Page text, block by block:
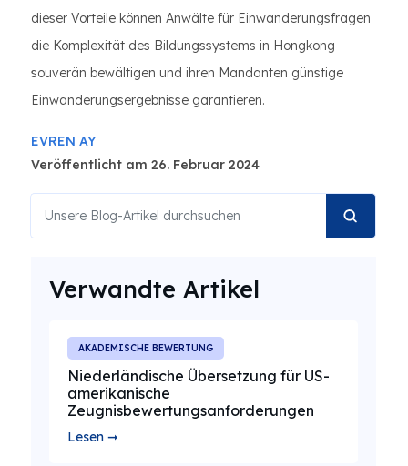
dieser Vorteile können Anwälte für Einwanderungsfragen
die Komplexität des Bildungssystems in Hongkong
souverän bewältigen und ihren Mandanten günstige
Einwanderungsergebnisse garantieren.
EVREN AY
Veröffentlicht am 26. Februar 2024
Verwandte Artikel
AKADEMISCHE BEWERTUNG
Niederländische Übersetzung für US-
amerikanische
Zeugnisbewertungsanforderungen
Lesen ➞